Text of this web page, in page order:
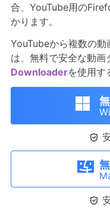
合、YouTube用の
かります。
YouTubeから複数の
は、無料で安全な動
Downloaderを使用す

